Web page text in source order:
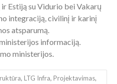
Estiją su Vidurio bei Vakarų
integraciją, civilinį ir karinį
atsparumą.
informaciją.
ministerijos.
, LTG Infra, Projektavimas,